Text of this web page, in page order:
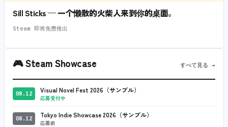
Sill Sticks — 一个懒散的火柴人来到你的桌面。
Steam 即将免费推出
🎮Steam Showcase すべて見る →
08.12 Visual Novel Fest 2026（サンプル）
応募受付中
08.12 Tokyo Indie Showcase 2026（サンプル）
応募前